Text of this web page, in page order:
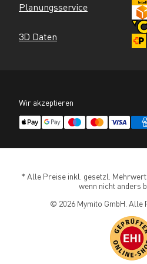
Planungsservice
3D Daten
Wir akzeptieren
* Alle Preise inkl. gesetzl.
wenn nicht anders
© 2026 Mymito GmbH. Alle